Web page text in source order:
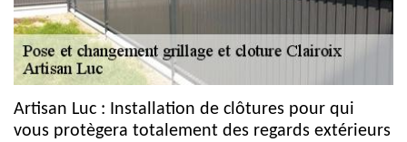
Artisan Luc : Installation de clôtures pour qui
vous protègera totalement des regards extérieurs